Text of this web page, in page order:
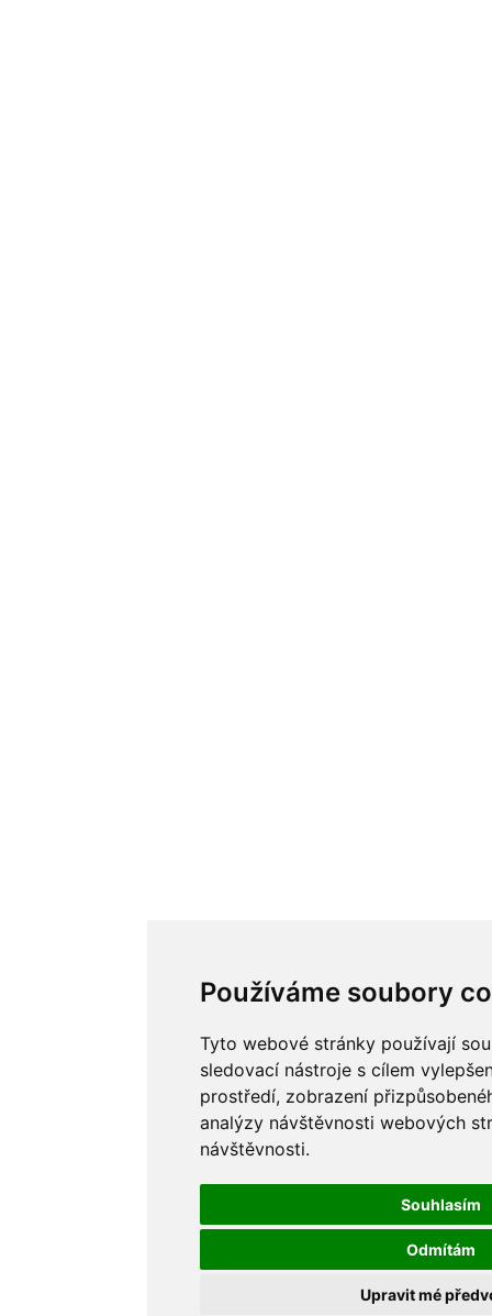
Používáme soubory
Tyto webové stránky používají
sledovací nástroje s cílem
prostředí, zobrazení
analýzy návštěvnosti webových
návštěvnosti.
Souhlasím
Odmítám
Upravit mé